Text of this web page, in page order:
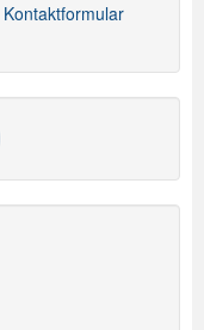
Kontaktformular